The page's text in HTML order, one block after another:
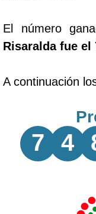
El número
Risaralda fue el
A continuación
7 4